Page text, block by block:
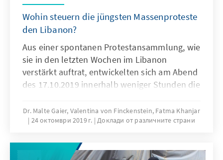
Wohin steuern die jüngsten Massenproteste
den Libanon?
Aus einer spontanen Protestansammlung, wie
sie in den letzten Wochen im Libanon
verstärkt auftrat, entwickelten sich am Abend
des 17.10.2019 innerhalb weniger Stunden die
Land in seiner jüngeren Geschichte erlebt hat.
Dr. Malte Gaier, Valentina von Finckenstein, Fatma Khanjar
24 октомври 2019 г. Доклади от различните страни